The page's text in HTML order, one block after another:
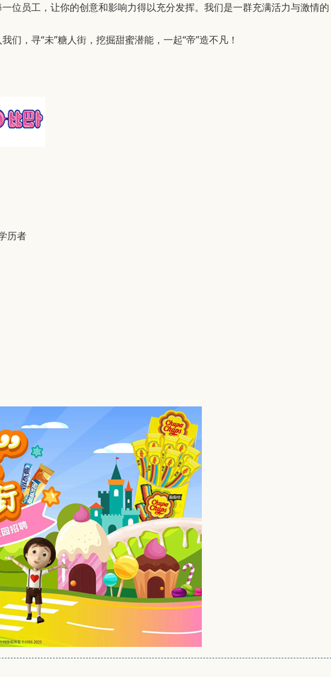
员工，让你的创意和影响力得以充分发挥。我们是一群充满活力与激情的
，寻“未”糖人街，挖掘甜蜜潜能，一起“帝”造不凡！
历者